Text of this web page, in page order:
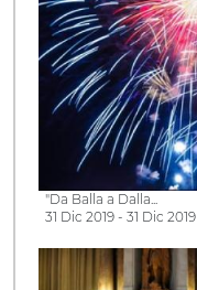
"Da Balla a Dalla...
31 Dic 2019 - 31 Dic 2019